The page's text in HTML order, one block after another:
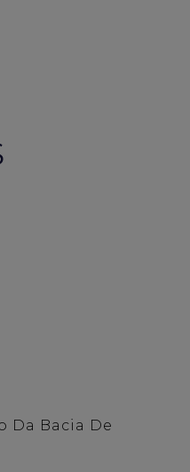
Da Bacia De